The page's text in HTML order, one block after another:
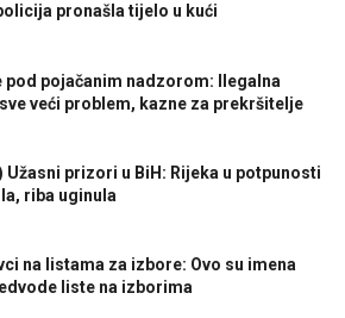
pronašla tijelo u kući
pod pojačanim nadzorom: Ilegalna
veći problem, kazne za prekršitelje
Užasni prizori u BiH: Rijeka u potpunosti
riba uginula
na listama za izbore: Ovo su imena
liste na izborima